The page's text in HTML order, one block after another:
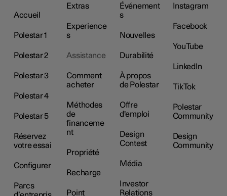
Accueil
Polestar 1
Polestar 2
Polestar 3
Polestar 4
Polestar 5
Réservez
votre essai
Configurer
Parcs
Extras
Experience
s
Assistance
Comment
acheter
Méthodes
de
financeme
nt
Propriété
Recharge
Point
Événement
s
Nouvelles
Durabilité
À propos
de Polestar
Offre
d'emploi
Design
Contest
Média
Investor
Relations
Instagram
Facebook
YouTube
LinkedIn
TikTok
Polestar
Community
Design
Community